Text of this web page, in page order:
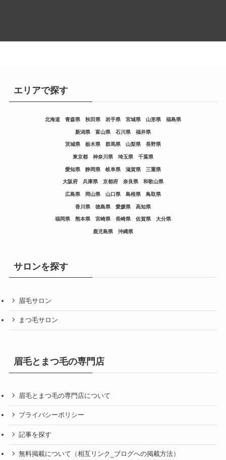
エリアで探す
北海道 青森県 秋田県 岩手県 宮城県 山形県 福島県
新潟県 富山県 石川県 福井県
茨城県 栃木県 群馬県 山梨県 長野県
東京都 神奈川県 埼玉県 千葉県
愛知県 静岡県 岐阜県 滋賀県 三重県
大阪府 兵庫県 京都府 奈良県 和歌山県
広島県 岡山県 山口県 島根県 鳥取県
香川県 徳島県 愛媛県 高知県
福岡県 熊本県 宮崎県 長崎県 佐賀県 大分県
鹿児島県 沖縄県
サロンを探す
眉毛サロン
まつ毛サロン
眉毛とまつ毛の専門店
眉毛とまつ毛の専門店について
プライバシーポリシー
記事を探す
無料掲載について（相互リンク_ブログへの掲載方法）